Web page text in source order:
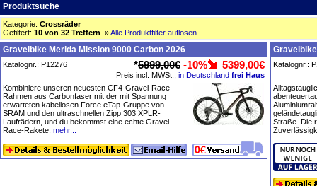
Produktsuche
Kategorie: Crossräder
Gefiltert: 10 von 32 Treffern »Alle Produktfilter auflösen
Gravelbike Merida Mission 9000 Carbon 2026
Katalognr.: P12276 *5999,00€ -10% 5399,00€
Preis incl. MWSt., in Deutschland frei Haus
Kombiniere unseren neuesten CF4-Gravel-Race-
Rahmen aus Carbonfaser mit der mit Spannung
erwarteten kabellosen Force eTap-Gruppe von
SRAM und den ultraschnellen Zipp 303 XPLR-
Laufrädern, und du bekommst eine echte Gravel-
Race-Rakete. mehr...
Katalognr.:
Straße. Die